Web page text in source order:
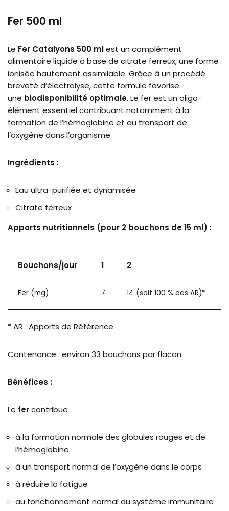
Fer 500 ml
Le Fer Catalyons 500 mlest un complément
alimentaire liquide à base de citrate ferreux, une forme
ionisée hautement assimilable. Grâce à un procédé
breveté d’électrolyse, cette formule favorise
une biodisponibilité optimale. Le fer est un oligo-
élément essentiel contribuant notamment à la
formation de l’hémoglobine et au transport de
l’oxygène dans l’organisme.
Ingrédients :
Eau ultra-purifiée et dynamisée
Citrate ferreux
Apports nutritionnels (pour 2 bouchons de 15 ml) :
Bouchons/jour 1 2
Fer (mg) 7 14 (soit 100 % des AR)*
* AR : Apports de Référence
Contenance : environ 33 bouchons par flacon.
Bénéfices :
Le fercontribue :
à la formation normale des globules rouges et de
l’hémoglobine
à un transport normal de l’oxygène dans le corps
à réduire la fatigue
au fonctionnement normal du système immunitaire